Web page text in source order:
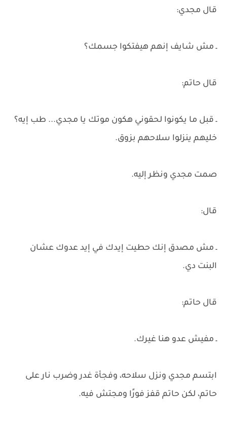
قال مجدي:
ـ مش شايف إنهم هيفتكوا جسمك؟
قال حاتم:
ـ قبل ما يكونوا لحقوني هكون موتك يا مجدي... طب إيه؟
خليهم ينزلوا سلاحهم بزوق.
صمت مجدي ونظر إليه.
قال:
ـ مش مصدق إنك حطيت إيدك في إيد عدوك عشان
البنت دي.
قال حاتم:
ـ مفيش عدو هنا غيرك.
ابتسم مجدي ونزل سلاحه، وفجأة غدر وضرب نار على
حاتم، لكن حاتم قفز فورًا ومجتش فيه.